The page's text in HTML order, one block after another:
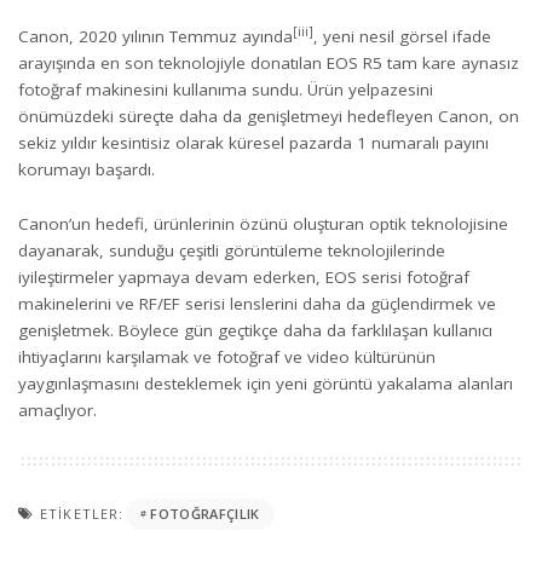
Canon, 2020 yılının Temmuz ayında[iii], yeni nesil görsel ifade
arayışında en son teknolojiyle donatılan EOS R5 tam kare aynasız
fotoğraf makinesini kullanıma sundu. Ürün yelpazesini
önümüzdeki süreçte daha da genişletmeyi hedefleyen Canon, on
sekiz yıldır kesintisiz olarak küresel pazarda 1 numaralı payını
korumayı başardı.
Canon’un hedefi, ürünlerinin özünü oluşturan optik teknolojisine
dayanarak, sunduğu çeşitli görüntüleme teknolojilerinde
iyileştirmeler yapmaya devam ederken, EOS serisi fotoğraf
makinelerini ve RF/EF serisi lenslerini daha da güçlendirmek ve
genişletmek. Böylece gün geçtikçe daha da farklılaşan kullanıcı
ihtiyaçlarını karşılamak ve fotoğraf ve video kültürünün
yaygınlaşmasını desteklemek için yeni görüntü yakalama alanları
amaçlıyor.
ETIKETLER: FOTOĞRAFÇILIK